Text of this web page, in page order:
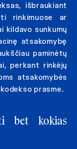
išbraukiant
rinkimuose ar
kildavo sunkumų
atsakomybę
paminėtų
perkant rinkėjų
atsakomybės
prasme.
bet kokias